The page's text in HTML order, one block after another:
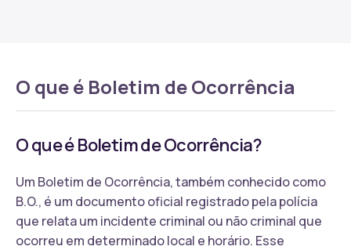
O que é Boletim de Ocorrência
O que é Boletim de Ocorrência?
Um Boletim de Ocorrência, também conhecido como
B.O., é um documento oficial registrado pela polícia
que relata um incidente criminal ou não criminal que
ocorreu em determinado local e horário. Esse